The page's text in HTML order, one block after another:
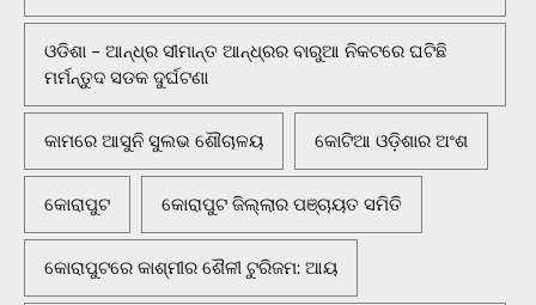
ଓଡିଶା - ଆନ୍ଧ୍ର ସୀମାନ୍ତ ଆନ୍ଧ୍ରର ବାରୁଆ ନିକଟରେ ଘଟିଛି
ମର୍ମନ୍ତୁଦ ସଡକ ଦୁର୍ଘଟଣା
କାମରେ ଆସୁନି ସୁଲଭ ଶୌଚାଳୟ କୋଟିଆ ଓଡ଼ିଶାର ଅଂଶ
କୋରାପୁଟ କୋରାପୁଟ ଜିଲ୍ଲାର ପଞ୍ଚାୟତ ସମିତି
କୋରାପୁଟରେ କାଶ୍ମୀର ଶୈଳୀ ଟୁରିଜମ: ଆୟ